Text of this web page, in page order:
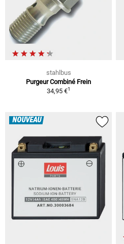
stahlbus
Purgeur Combiné Frein
34,95 €1
NOUVEAU